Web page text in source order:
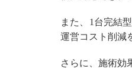
また、1台完結
運営コスト削減
さらに、施術効